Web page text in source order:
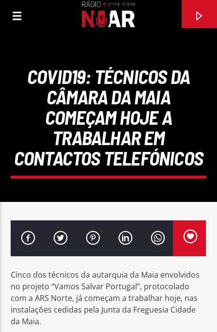
MARCHA PORTUGUESA
Rádio No ar
COVID19: TÉCNICOS DA
CÂMARA DA MAIA
COMEÇAM HOJE A
TRABALHAR EM
CONTACTOS TELEFÓNICOS
Cinco dos técnicos da autarquia da Maia envolvidos
no projeto “Vamos Salvar Portugal”, protocolado
com a ARS Norte, já começam a trabalhar hoje, nas
instalações cedidas pela Junta da Freguesia Cidade
da Maia.